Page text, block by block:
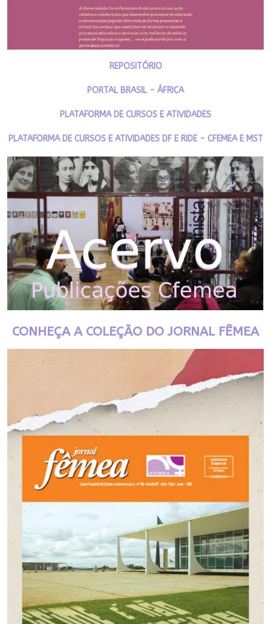
REPOSITÓRIO
PORTAL BRASIL - ÁFRICA
PLATAFORMA DE CURSOS E ATIVIDADES
PLATAFORMA DE CURSOS E ATIVIDADES DF E RIDE - CFEMEA E MST
CONHEÇA A COLEÇÃO DO JORNAL FÊMEA